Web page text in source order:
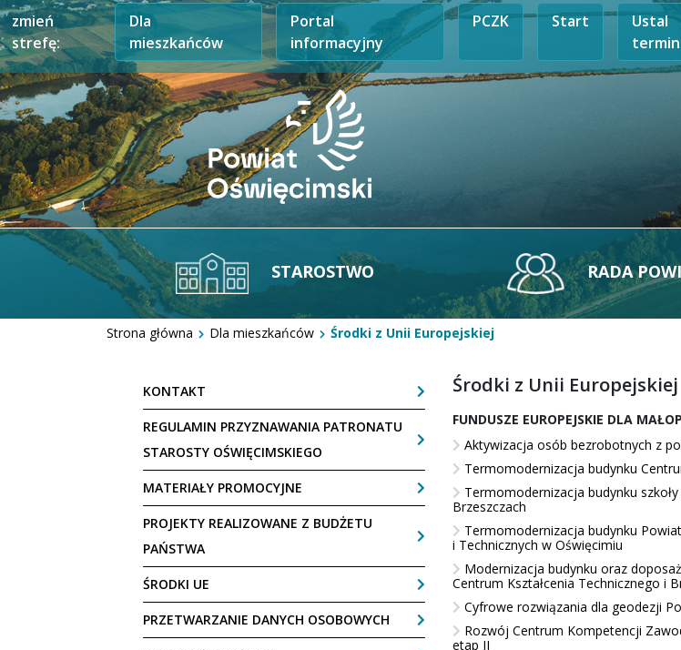
zmień
strefę:
Dla
mieszkańców
Portal
informacyjny
PCZK Start
Ustal
termin
STAROSTWO RADA
Strona główna Dla mieszkańców Środki z Unii Europejskiej
KONTAKT
REGULAMIN PRZYZNAWANIA PATRONATU
STAROSTY OŚWIĘCIMSKIEGO
MATERIAŁY PROMOCYJNE
PROJEKTY REALIZOWANE Z BUDŻETU
PAŃSTWA
ŚRODKI UE
PRZETWARZANIE DANYCH OSOBOWYCH
Środki z Unii Europejskiej
FUNDUSZE EUROPEJSKIE DLA
Aktywizacja osób bezrobotnych z
Termomodernizacja budynku
Termomodernizacja budynku
Brzeszczach
Termomodernizacja budynku
i Technicznych w Oświęcimiu
Modernizacja budynku oraz
Centrum Kształcenia Technicznego i
Cyfrowe rozwiązania dla geodezji
Rozwój Centrum Kompetencji
etap II